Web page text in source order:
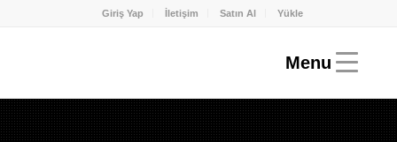
Giriş Yap İletişim Satın Al Yükle